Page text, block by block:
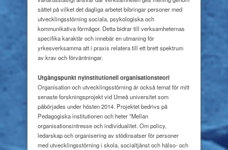
sättet på vilket det dagliga arbetet bibringar personer med
utvecklingsstörning sociala, psykologiska och
kommunikativa förmågor. Detta bidrar till verksamheternas
specifika karaktär och innebär en utmaning för
yrkesverksamma att i praxis relatera till ett brett spektrum
av krav och förväntningar.
Utgångspunkt nyinstitutionellorganisationsteori
Organisation och utvecklingsstörning är också temat för mitt
senaste forskningsprojekt vid Umeå universitet som
påbörjades under hösten 2014. Projektet bedrivs på
Pedagogiska institutionen och heter ”Mellan
organisationsintresse och individualitet. Om policy,
ledarskap och organisering av stödinsatser för personer
med utvecklingsstörning i skola, socialtjänst och hälso- och